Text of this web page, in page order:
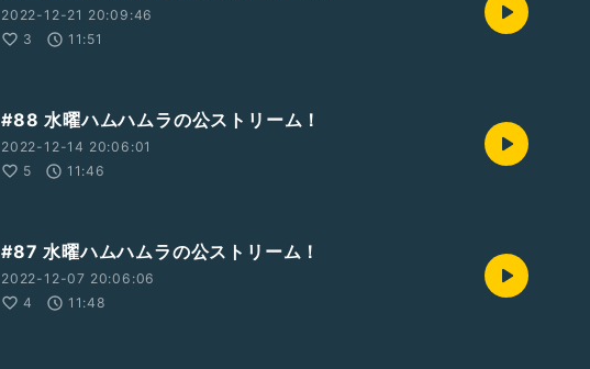
2022-12-21 20:09:46
3
11:51
#88 水曜ハムハムラの公ストリーム！
2022-12-14 20:06:01
5
11:46
#87 水曜ハムハムラの公ストリーム！
2022-12-07 20:06:06
4
11:48